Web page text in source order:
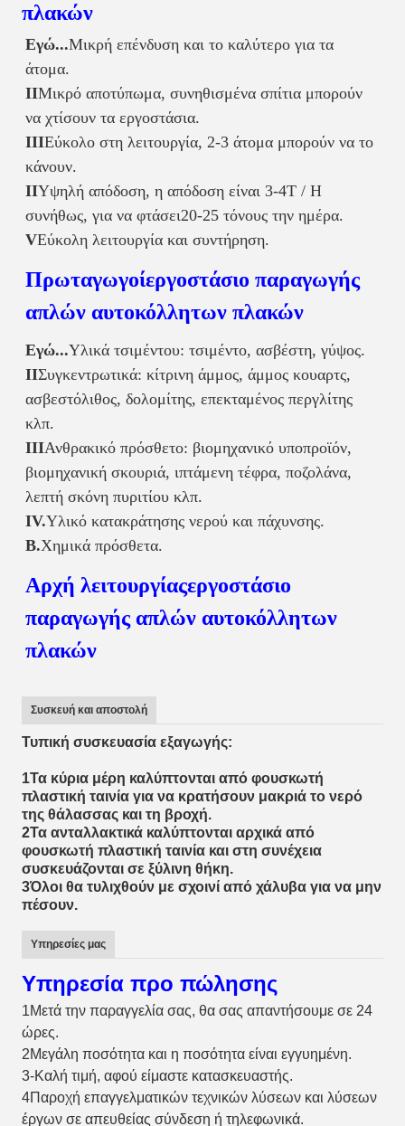
πλακών
Εγώ...Μικρή επένδυση και το καλύτερο για τα
άτομα.
ΙΙΜικρό αποτύπωμα, συνηθισμένα σπίτια μπορούν
να χτίσουν τα εργοστάσια.
ΙΙΙΕύκολο στη λειτουργία, 2-3 άτομα μπορούν να το
κάνουν.
ΙΙΥψηλή απόδοση, η απόδοση είναι 3-4T / H
συνήθως, για να φτάσει20-25 τόνους την ημέρα.
VΕύκολη λειτουργία και συντήρηση.
Πρωταγωγοίεργοστάσιο παραγωγής
απλών αυτοκόλλητων πλακών
Εγώ...Υλικά τσιμέντου: τσιμέντο, ασβέστη, γύψος.
ΙΙΣυγκεντρωτικά: κίτρινη άμμος, άμμος κουαρτς,
ασβεστόλιθος, δολομίτης, επεκταμένος περγλίτης
κλπ.
ΙΙΙΑνθρακικό πρόσθετο: βιομηχανικό υποπροϊόν,
βιομηχανική σκουριά, ιπτάμενη τέφρα, ποζολάνα,
λεπτή σκόνη πυριτίου κλπ.
IV.Υλικό κατακράτησης νερού και πάχυνσης.
Β.Χημικά πρόσθετα.
Αρχή λειτουργίαςεργοστάσιο
παραγωγής απλών αυτοκόλλητων
πλακών
Συσκευή και αποστολή
Τυπική συσκευασία εξαγωγής:
1Τα κύρια μέρη καλύπτονται από φουσκωτή
πλαστική ταινία για να κρατήσουν μακριά το νερό
της θάλασσας και τη βροχή.
2Τα ανταλλακτικά καλύπτονται αρχικά από
φουσκωτή πλαστική ταινία και στη συνέχεια
συσκευάζονται σε ξύλινη θήκη.
3Όλοι θα τυλιχθούν με σχοινί από χάλυβα για να μην
πέσουν.
Υπηρεσίες μας
Υπηρεσία προ πώλησης
1Μετά την παραγγελία σας, θα σας απαντήσουμε σε 24
ώρες.
2Μεγάλη ποσότητα και η ποσότητα είναι εγγυημένη.
3-Καλή τιμή, αφού είμαστε κατασκευαστής.
4Παροχή επαγγελματικών τεχνικών λύσεων και λύσεων
έργων σε απευθείας σύνδεση ή τηλεφωνικά.